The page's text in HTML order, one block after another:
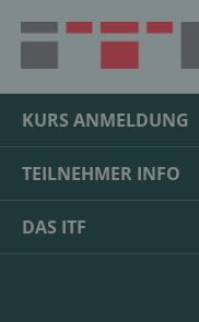
KURS ANMELDUNG
SEMINARE
WEBINARE
TEILNEHMER INFO
AKTUELLE KURSE
DAS ITF